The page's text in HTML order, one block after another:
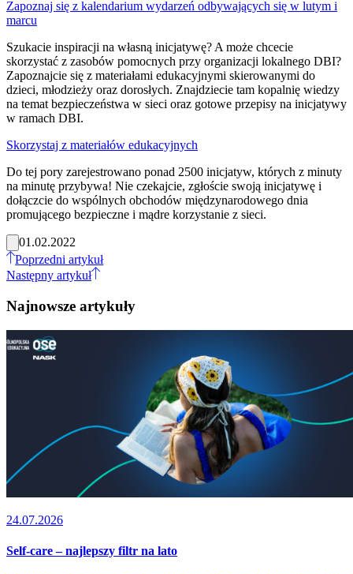
Zapoznaj się z kalendarium wydarzeń odbywających się w lutym i
marcu
Szukacie inspiracji na własną inicjatywę? A może chcecie
skorzystać z zasobów pomocnych przy organizacji lokalnego DBI?
Zapoznajcie się z materiałami edukacyjnymi skierowanymi do
dzieci, młodzieży oraz dorosłych. Znajdziecie tam kopalnię wiedzy
na temat bezpieczeństwa w sieci oraz gotowe przepisy na inicjatywy
w ramach DBI.
Skorzystaj z materiałów edukacyjnych
Do tej pory zarejestrowano ponad 2500 inicjatyw, których z minuty
na minutę przybywa! Nie czekajcie, zgłoście swoją inicjatywę i
dołączcie do wspólnych obchodów międzynarodowego dnia
promującego bezpieczne i mądre korzystanie z sieci.
01.02.2022
Poprzedni artykuł
Następny artykuł
Najnowsze artykuły
24.07.2026
Self-care – najlepszy filtr na lato